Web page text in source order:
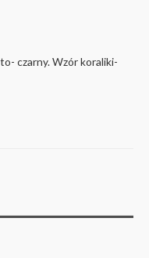
czarny. Wzór koraliki-